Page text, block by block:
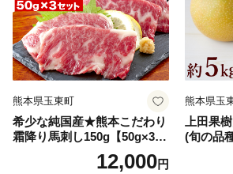
熊本県玉東町
希少な純国産★熊本こだわり
霜降り馬刺し150g【50g×3セ
ット】馬刺しのタレ(10ml×2
袋)《2027年1月上旬-3月末頃
12,000円
熊本県玉
上田果
(旬の品
5kg(8玉
玉東町